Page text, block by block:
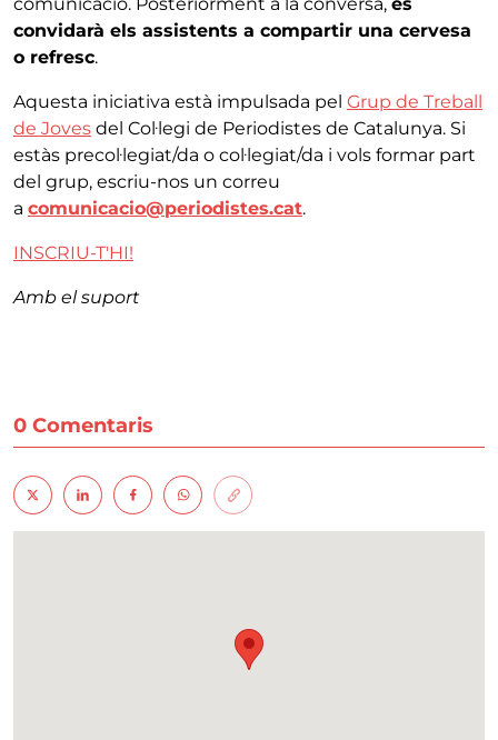
convidarà els assistents a compartir una cervesa
o refresc.
Aquesta iniciativa està impulsada pel Grup de Treball
de Joves del Col·legi de Periodistes de Catalunya. Si
estàs precol·legiat/da o col·legiat/da i vols formar part
del grup, escriu-nos un correu
a comunicacio@periodistes.cat.
INSCRIU-T'HI!
Amb el suport
0 Comentaris